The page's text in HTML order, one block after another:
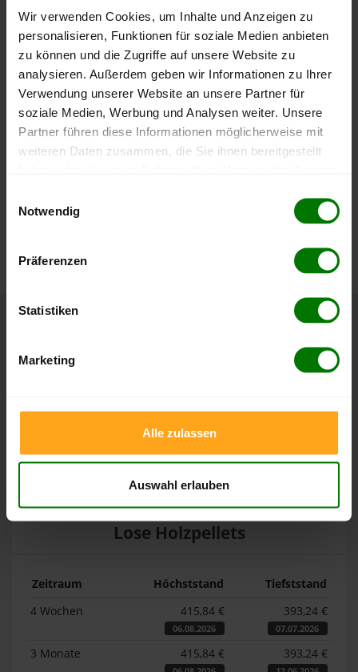
Wir verwenden Cookies, um Inhalte und Anzeigen zu
personalisieren, Funktionen für soziale Medien anbieten
zu können und die Zugriffe auf unsere Website zu
analysieren. Außerdem geben wir Informationen zu Ihrer
Verwendung unserer Website an unsere Partner für
soziale Medien, Werbung und Analysen weiter. Unsere
Partner führen diese Informationen möglicherweise mit
weiteren Daten zusammen, die Sie ihnen bereitgestellt
Notwendig
Präferenzen
Statistiken
Marketing
Alle zulassen
Auswahl erlauben
September
2025
Januar
2026
2026
0 €
200 €
Die aktuelle Preisentwicklung für Holzpellets in Österreich
. Das dazugehörige Datum zeigt, wann der
Höchst- oder Tiefststand im jeweiligen Zeitraum erreicht
wurde.
Lose Holzpellets
Zeitraum Höchststand
Tiefststand
4 Wochen
415,84 €
06.08.2026
393,24 €
07.07.2026
3 Monate 415,84 € 393,24 €